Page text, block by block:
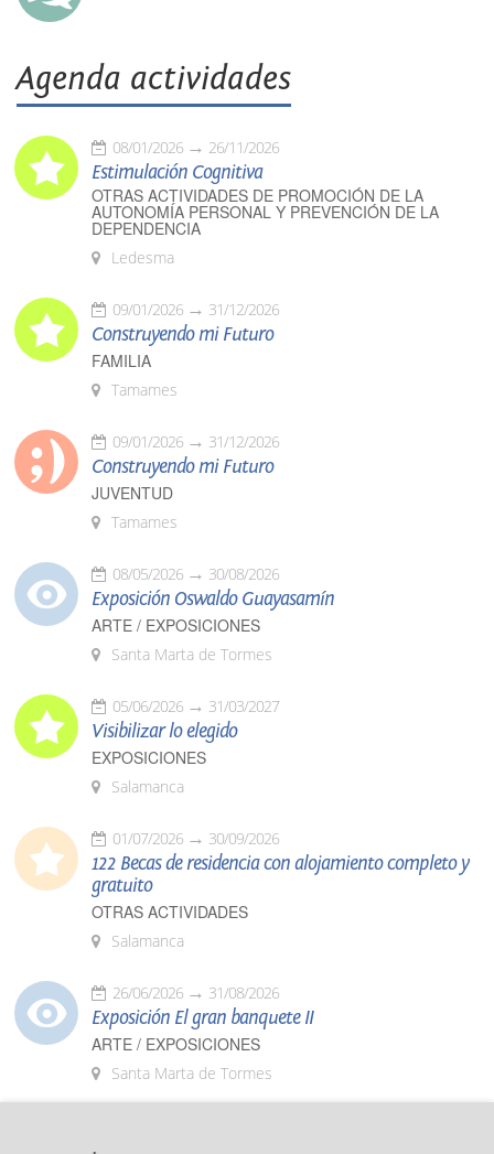
Agenda actividades
08/01/2026 26/11/2026
Estimulación Cognitiva
OTRAS ACTIVIDADES DE PROMOCIÓN DE LA
AUTONOMÍA PERSONAL Y PREVENCIÓN DE LA
DEPENDENCIA
Ledesma
09/01/2026 31/12/2026
Construyendo mi Futuro
FAMILIA
Tamames
09/01/2026 31/12/2026
Construyendo mi Futuro
JUVENTUD
Tamames
08/05/2026 30/08/2026
Exposición Oswaldo Guayasamín
ARTE / EXPOSICIONES
Santa Marta de Tormes
05/06/2026 31/03/2027
Visibilizar lo elegido
EXPOSICIONES
Salamanca
01/07/2026 30/09/2026
122 Becas de residencia con alojamiento completo y
gratuito
OTRAS ACTIVIDADES
Salamanca
26/06/2026 31/08/2026
Exposición El gran banquete II
ARTE / EXPOSICIONES
Santa Marta de Tormes